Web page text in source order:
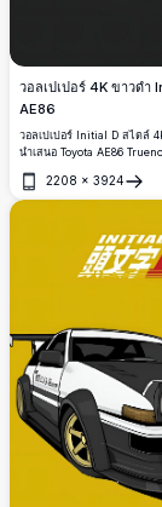
วอลเปเปอร์ 4K ขาวดำ
AE86
วอลเปเปอร์ Initial D สไตล์
นำเสนอ Toyota AE86
รถยนต์ที่คมชัด ตัวอักษรภาษา
และองค์ประกอบภาพแนวตั้ง เ
2208 × 3924
เปิด